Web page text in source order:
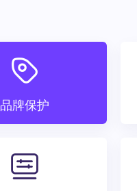
品牌保护